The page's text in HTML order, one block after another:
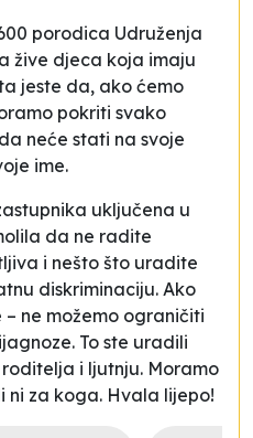
porodica Udruženja
žive djeca koja imaju
jeste da, ako ćemo
pokriti svako
neće stati na svoje
ime.
uključena u
da ne radite
i nešto što uradite
diskriminaciju. Ako
– ne možemo ograničiti
To ste uradili
i ljutnju. Moramo
ni za koga. Hvala lijepo!